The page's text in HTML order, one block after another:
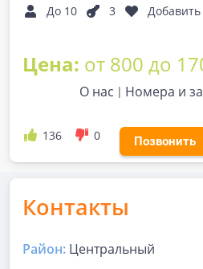
До 10 3
Цена: от 800 до
О нас Номера и
136 0 Позвонить
Контакты
Район: Центральный